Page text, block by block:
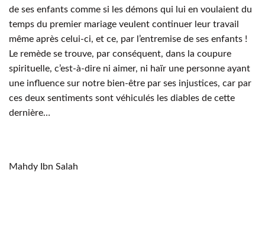
de ses enfants comme si les démons qui lui en voulaient du
temps du premier mariage veulent continuer leur travail
même après celui-ci, et ce, par l’entremise de ses enfants !
Le remède se trouve, par conséquent, dans la coupure
spirituelle, c’est-à-dire ni aimer, ni haïr une personne ayant
une influence sur notre bien-être par ses injustices, car par
ces deux sentiments sont véhiculés les diables de cette
dernière…
Mahdy Ibn Salah